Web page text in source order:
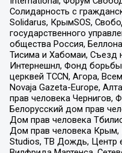
Солидарность с
Solidarus, КрымSOS,
государственного
общества Россия,
Тисима и Хабомаи, Съезд
Интернешнл, Фонд
церквей TCCN, Агора,
Novaja Gazeta-Europe,
прав человека
Белорусский дом прав
Дом прав человека
Дом прав человека Крым,
Studios, ТВ Дождь, Центр